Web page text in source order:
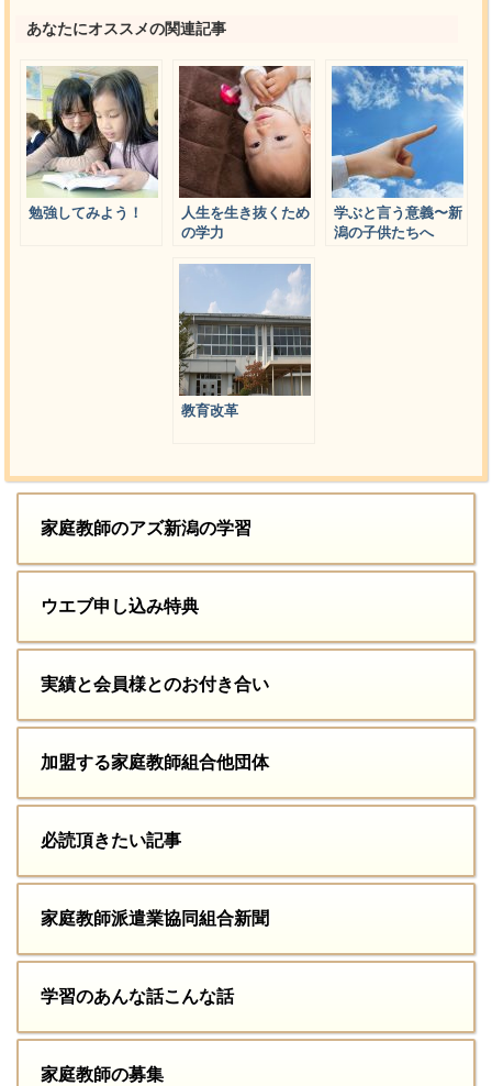
あなたにオススメの関連記事
勉強してみよう！
人生を生き抜くため
の学力
学ぶと言う意義〜新
潟の子供たちへ
教育改革
家庭教師のアズ新潟の学習
ウエブ申し込み特典
実績と会員様とのお付き合い
加盟する家庭教師組合他団体
必読頂きたい記事
家庭教師派遣業協同組合新聞
学習のあんな話こんな話
家庭教師の募集